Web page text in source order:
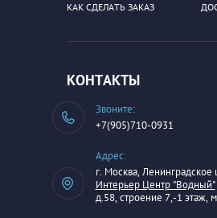
КАК СДЕЛАТЬ ЗАКАЗ
КОНТАКТЫ
Звоните:
+7(905)710-0931
Адрес:
г. Москва, Ленинградское
Интерьер Центр "Водный"
д.58, строение 7,-1 этаж,